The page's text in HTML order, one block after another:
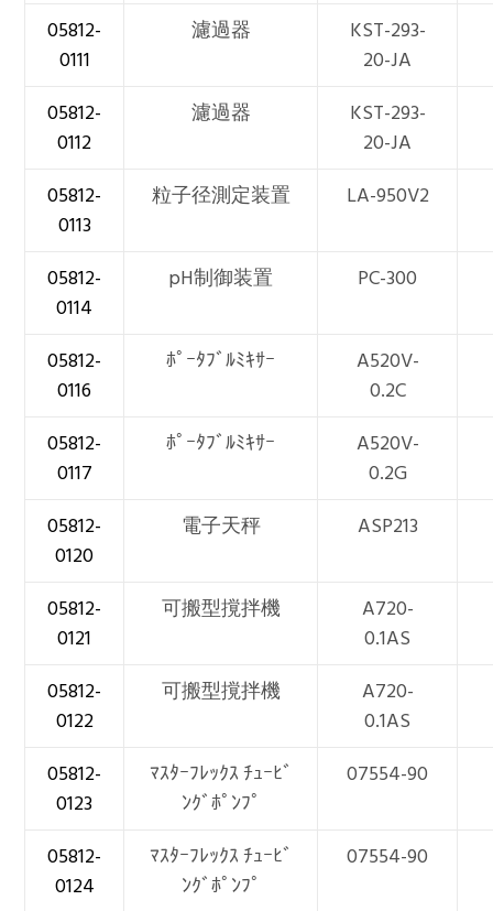
05812-
0111
濾過器
KST-293-
20-JA
05812-
0112
濾過器
KST-293-
20-JA
05812-
0113
粒子径測定装置 LA-950V2
05812-
0114
pH制御装置 PC-300
05812-
0116
ﾎﾟｰﾀﾌﾞﾙﾐｷｻｰ
A520V-
0.2C
05812-
0117
ﾎﾟｰﾀﾌﾞﾙﾐｷｻｰ
A520V-
0.2G
05812-
0120
電子天秤 ASP213
05812-
0121
可搬型撹拌機
A720-
0.1AS
05812-
0122
可搬型撹拌機
A720-
0.1AS
05812-
0123
ﾏｽﾀｰﾌﾚｯｸｽ ﾁｭｰﾋﾞ
ﾝｸﾞﾎﾟﾝﾌﾟ
07554-90
05812-
0124
ﾏｽﾀｰﾌﾚｯｸｽ ﾁｭｰﾋﾞ
ﾝｸﾞﾎﾟﾝﾌﾟ
07554-90